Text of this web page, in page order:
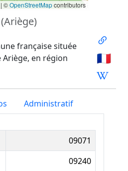
| ©OpenStreetMapcontributors
(Ariège)
française située
en région
🇫🇷
Administratif
09071
09240